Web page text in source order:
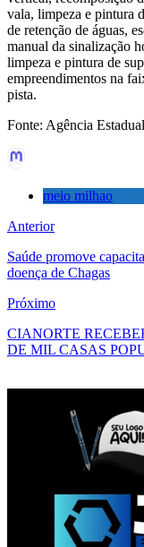
vala, limpeza e pintura
de retenção de águas,
manual da sinalização
limpeza e pintura de
empreendimentos na
pista.
Fonte: Agência
meio milhao
Anterior
Saúde promove
doença de Chagas
Próximo
CIANORTE
DE MIL CASAS